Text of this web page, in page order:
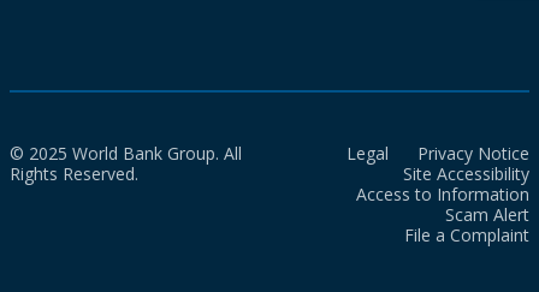
© 2025 World Bank Group. All
Rights Reserved.
Legal
Privacy Notice
Site Accessibility
Access to Information
Scam Alert
File a Complaint